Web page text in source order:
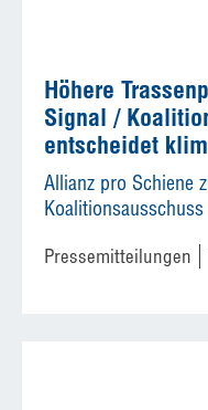
Höhere
Signal /
entscheidet
Allianz pro Schiene
Koalitionsausschuss
Pressemitteilungen